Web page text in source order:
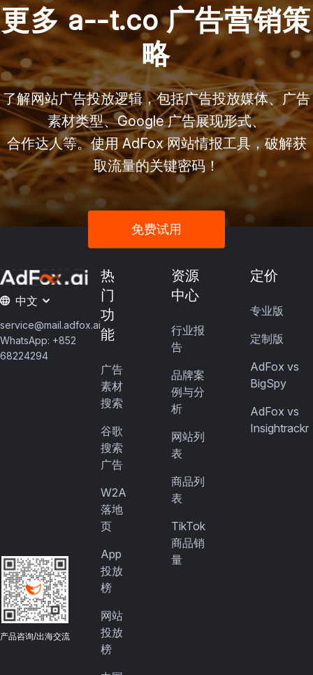
更多 a--t.co 广告营销策
略
了解网站广告投放逻辑，包括广告投放媒体、广告
素材类型、Google 广告展现形式、
合作达人等。使用 AdFox 网站情报工具，破解获
取流量的关键密码！
免费试用
中文
service@mail.adfox.ai
WhatsApp: +852
68224294
产品咨询/出海交流
热
门
功
能
广告
素材
搜索
谷歌
搜索
广告
W2A
落地
页
App
投放
榜
网站
投放
榜
资源
中心
行业报
告
品牌案
例与分
析
网站列
表
商品列
表
TikTok
商品销
量
定价
专业版
定制版
AdFox vs
BigSpy
AdFox vs
Insightrackr